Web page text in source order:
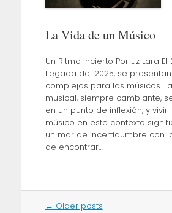
La Vida de un Músico
Un Ritmo Incierto Por Liz Lara
llegada del 2025, se
complejos para los músicos.
musical, siempre cambiante,
en un punto de inflexión, y vivir
músico en este contexto
un mar de incertidumbre con
de encontrar…
Post
← Older posts